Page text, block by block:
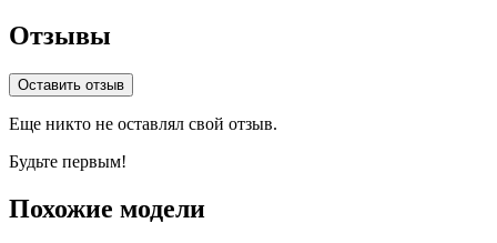
Отзывы
Оставить отзыв
Еще никто не оставлял свой отзыв.
Будьте первым!
Похожие модели